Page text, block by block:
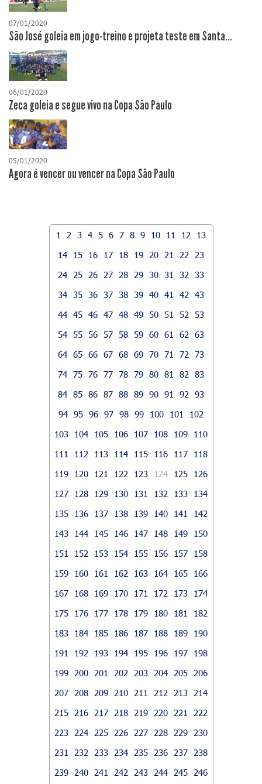
07/01/2020
São José goleia em jogo-treino e projeta teste em Santa...
06/01/2020
Zeca goleia e segue vivo na Copa São Paulo
05/01/2020
Agora é vencer ou vencer na Copa São Paulo
1 2 3 4 5 6 7 8 9 10 11 12
13
14
15 16 17 18 19 20 21 22
23
24
25 26 27 28 29 30 31 32
33
34 35 36 37 38 39 40 41 42
43
44 45 46 47 48 49 50 51 52
53
54 55 56 57 58 59 60 61 62
63
64 65 66 67 68 69 70 71 72
73
74 75 76 77 78 79 80 81 82
83
84 85 86 87 88 89 90 91 92
93
94 95 96 97 98 99 100 101
102
103
104 105 106 107 108 109
110
111
112 113 114 115 116 117
118
119
120 121 122 123 124 125
126
127
128 129 130 131 132 133
134
135
136 137 138 139 140 141
142
143
144 145 146 147 148 149
150
151
152 153 154 155 156 157
158
159
160 161 162 163 164 165
166
167
168 169 170 171 172 173
174
175
176 177 178 179 180 181
182
183
184 185 186 187 188 189
190
191
192 193 194 195 196 197
198
199
200 201 202 203 204 205
206
207
208 209 210 211 212 213
214
215
216 217 218 219 220 221
222
223
224 225 226 227 228 229
230
231
232 233 234 235 236 237
238
239
240 241 242 243 244 245
246